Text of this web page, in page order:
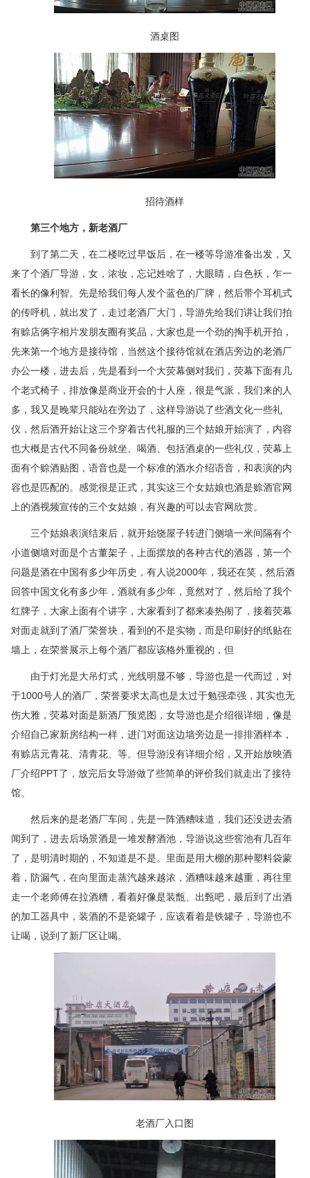
酒桌图
招待酒样
第三个地方，新老酒厂
到了第二天，在二楼吃过早饭后，在一楼等导游准备出发，又
来了个酒厂导游，女，浓妆，忘记姓啥了，大眼睛，白色袄，乍一
看长的像利智。 先是给我们每人发个蓝色的厂牌，然后带个耳机式
的传呼机，就出发了，走过老酒厂大门，导游先给我们讲让我们拍
有赊店俩字相片发朋友圈有奖品，大家也是一个劲的掏手机开拍，
先来第一个地方是接待馆，当然这个接待馆就在酒店旁边的老酒厂
办公一楼，进去后，先是看到一个大荧幕侧对我们，荧幕下面有几
个老式椅子，排放像是商业开会的十人座，很是气派，我们来的人
多，我又是晚辈只能站在旁边了，这样导游说了些酒文化一些礼
仪，然后酒开始让这三个穿着古代礼服的三个姑娘开始演了，内容
也大概是古代不同备份就坐、喝酒、包括酒桌的一些礼仪，荧幕上
面有个赊酒贴图，语音也是一个标准的酒水介绍语音，和表演的内
容也是匹配的。感觉很是正式，其实这三个女姑娘也酒是赊酒官网
上的酒视频宣传的三个女姑娘，有兴趣的可以去官网欣赏。
三个姑娘表演结束后，就开始饶屋子转进门侧墙一米间隔有个
小道侧墙对面是个古董架子，上面摆放的各种古代的酒器，第一个
问题是酒在中国有多少年历史，有人说2000年，我还在笑，然后酒
回答中国文化有多少年，酒就有多少年，竟然对了，然后给了我个
红牌子，大家上面有个讲字，大家看到了都来凑热闹了，接着荧幕
对面走就到了酒厂荣誉块，看到的不是实物，而是印刷好的纸贴在
墙上，在荣誉展示上每个酒厂都应该格外重视的，但
由于灯光是大吊灯式，光线明显不够，导游也是一代而过，对
于1000号人的酒厂，荣誉要求太高也是太过于勉强牵强，其实也无
伤大雅，荧幕对面是新酒厂预览图，女导游也是介绍很详细，像是
介绍自己家新房结构一样，进门对面这边墙旁边是一排排酒样本，
有赊店元青花、清青花、等。但导游没有详细介绍，又开始放映酒
厂介绍PPT了，放完后女导游做了些简单的评价我们就走出了接待
馆。
然后来的是老酒厂车间，先是一阵酒糟味道，我们还没进去酒
闻到了，进去后场景酒是一堆发酵酒池，导游说这些窖池有几百年
了，是明清时期的，不知道是不是。里面是用大棚的那种塑料袋蒙
着，防漏气，在向里面走蒸汽越来越浓，酒糟味越来越重，再往里
走一个老师傅在拉酒糟，看着好像是装甑、出甄吧，最后到了出酒
的加工器具中，装酒的不是瓷罐子，应该看着是铁罐子，导游也不
让喝，说到了新厂区让喝。
老酒厂入口图